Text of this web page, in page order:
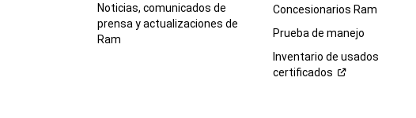
Noticias, comunicados de
prensa y actualizaciones de
Ram
Concesionarios Ram
Prueba de manejo
Inventario de usados
certificados